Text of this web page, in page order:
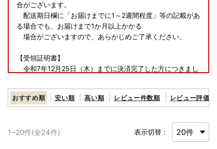
合がございます。
配送期日欄に「お届けまでに1～2週間程度」等の記載があ
る場合でも、お届けまで1か月以上かかる
場合がございますので、あらかじめご了承ください。
【受領証明書】
令和7年12月25日（木）までに決済完了した方につきまし
令和7年12月26日（金）以降に決済した方につきまして
は、年明け令和8年1月5日（月）から順次発送
【ワンストップ特例申請書】
12月19日(金)以降に決済された場合は申請書をダウンロー
おすすめ順 安い順 高い順 レビュー件数順 レビュー評価順
1~20件(全24件) 表示切替：